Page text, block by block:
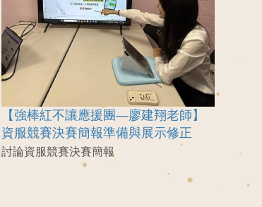
【強棒紅不讓應援團—廖建翔老師】
資服競賽決賽簡報準備與展示修正
討論資服競賽決賽簡報